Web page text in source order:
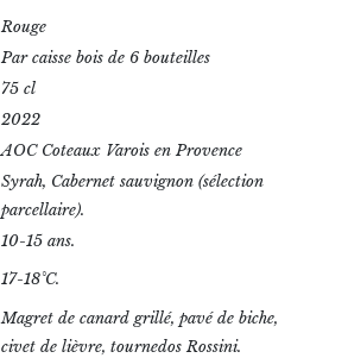
Rouge
Par caisse bois de 6 bouteilles
75 cl
2022
AOC Coteaux Varois en Provence
Syrah, Cabernet sauvignon (sélection
parcellaire).
10-15 ans.
17-18°C.
Magret de canard grillé, pavé de biche,
civet de lièvre, tournedos Rossini.